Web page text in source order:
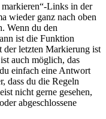
Links in der
wieder ganz nach oben
Wenn du den
ist die Funktion
der letzten Markierung ist
auch möglich, das
einfach eine Antwort
dass du die Regeln
nicht gerne gesehen,
abgeschlossene